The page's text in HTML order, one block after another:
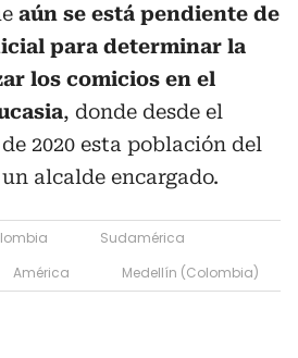
aún se está pendiente de
para determinar la
los comicios en el
, donde desde el
2020 esta población del
alcalde encargado.
Sudamérica
América Medellín (Colombia)